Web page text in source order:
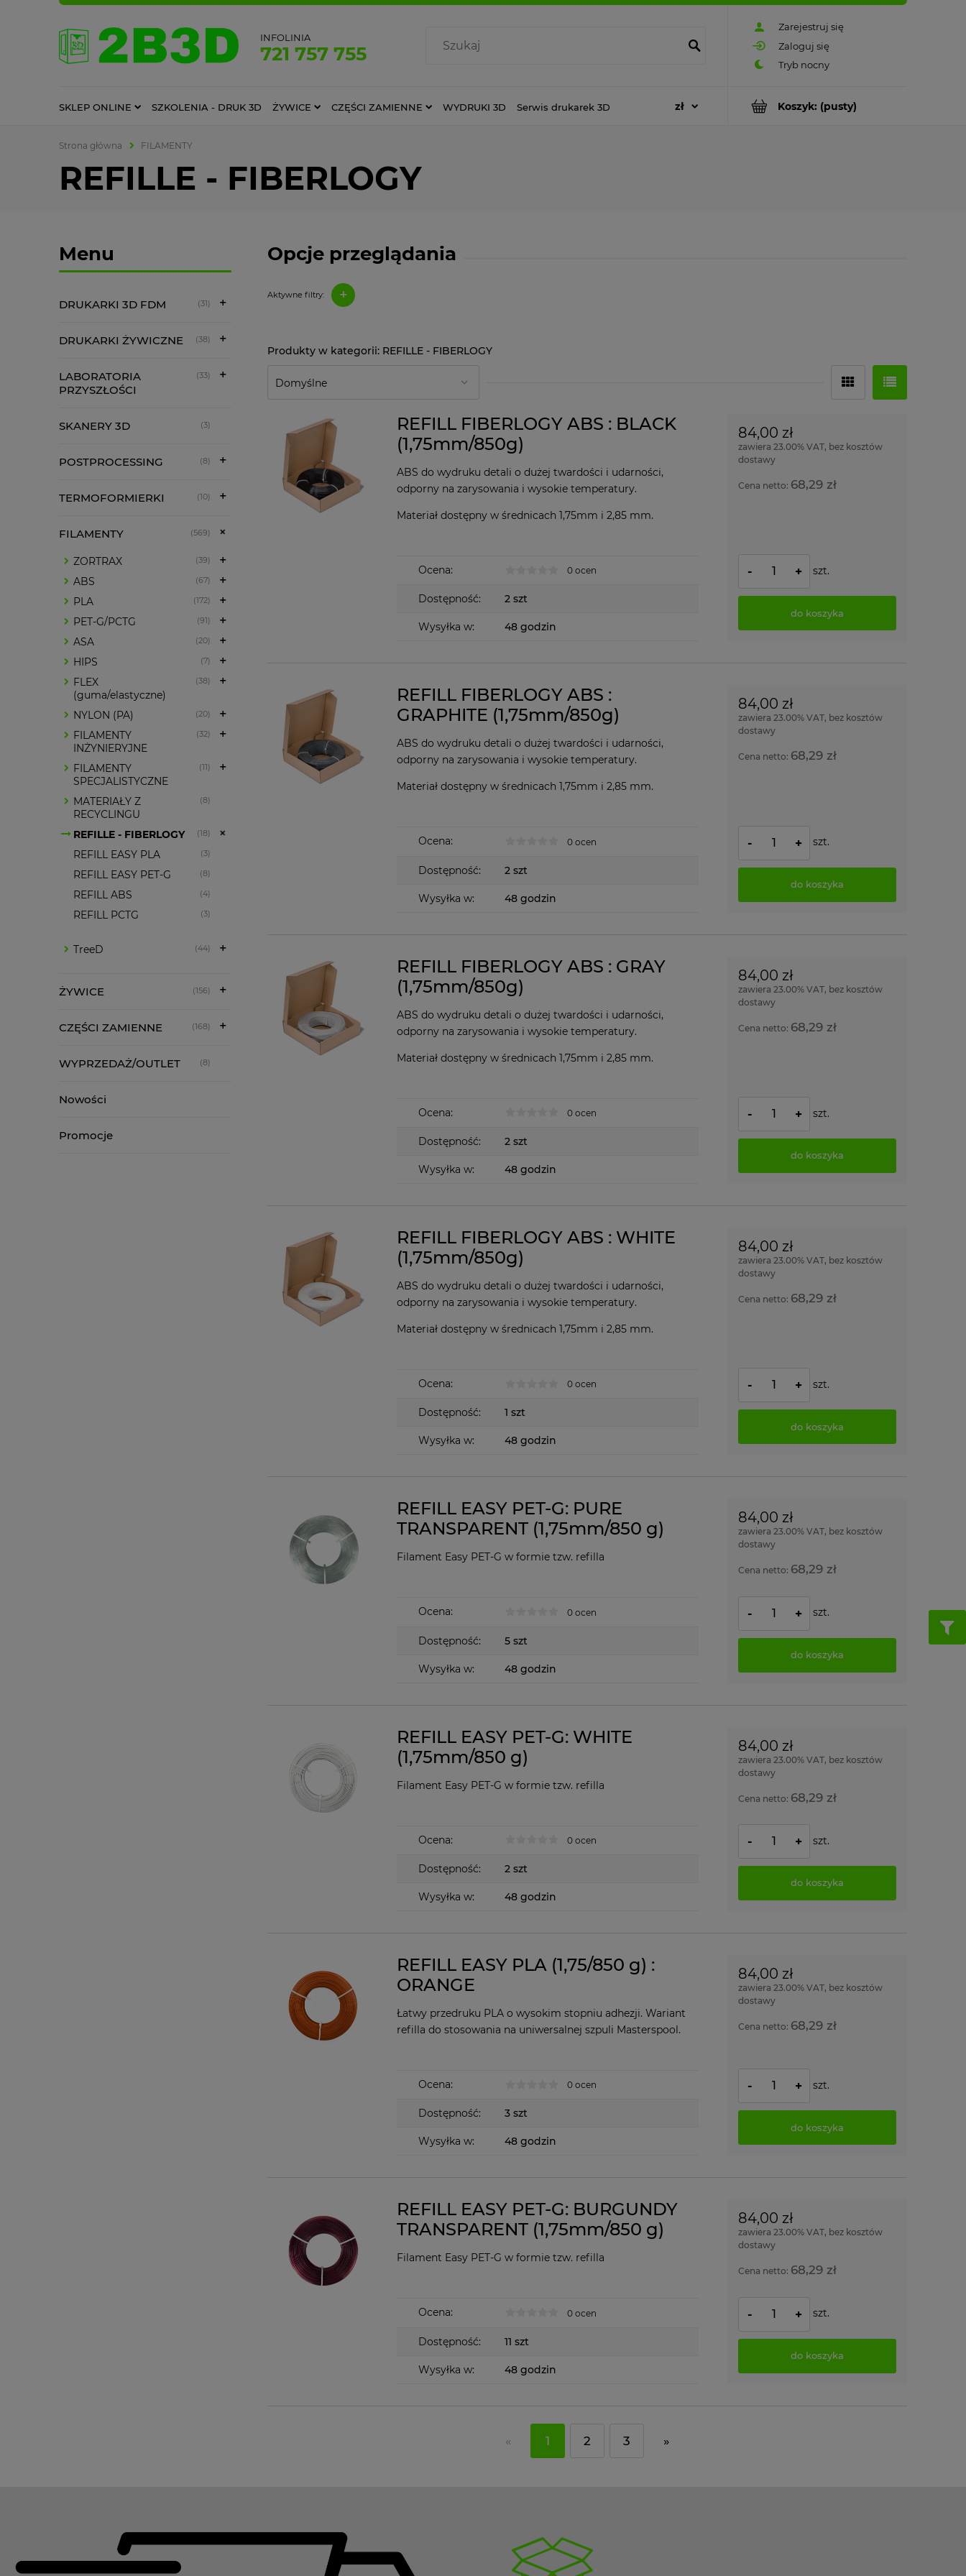
Zarejestruj się
Zaloguj się
INFOLINIA
721 757 755
Koszyk: (pusty)
SKLEP ONLINE SZKOLENIA - DRUK 3D ŻYWICE CZĘŚCI ZAMIENNE WYDRUKI 3D Serwis drukarek 3D
Strona główna FILAMENTY
REFILLE - FIBERLOGY
Menu
DRUKARKI 3D FDM (31)
DRUKARKI ŻYWICZNE (38)
LABORATORIA
PRZYSZŁOŚCI
(33)
SKANERY 3D (3)
POSTPROCESSING (8)
TERMOFORMIERKI (10)
FILAMENTY (569)
ZORTRAX (39)
ABS (67)
PLA (172)
PET-G/PCTG (91)
ASA (20)
HIPS (7)
FLEX
(guma/elastyczne)
(38)
NYLON (PA) (20)
FILAMENTY
INŻYNIERYJNE
(32)
FILAMENTY
SPECJALISTYCZNE
(11)
MATERIAŁY Z
RECYCLINGU
(8)
REFILLE - FIBERLOGY (18)
REFILL EASY PLA (3)
REFILL EASY PET-G (8)
REFILL ABS (4)
REFILL PCTG (3)
TreeD (44)
ŻYWICE (156)
CZĘŚCI ZAMIENNE (168)
WYPRZEDAŻ/OUTLET (8)
Nowości
Promocje
Opcje przeglądania
Aktywne filtry: +
REFILLE - FIBERLOGY
REFILL FIBERLOGY ABS : BLACK
(1,75mm/850g)
ABS do wydruku detali o dużej twardości i udarności,
odporny na zarysowania i wysokie temperatury.
Materiał dostępny w średnicach 1,75mm i 2,85 mm.
Ocena: 0 ocen
Dostępność: 2 szt
Wysyłka w: 48 godzin
84,00 zł
zawiera 23.00% VAT, bez kosztów
dostawy
Cena netto: 68,29 zł
- + szt.
do koszyka
REFILL FIBERLOGY ABS :
GRAPHITE (1,75mm/850g)
ABS do wydruku detali o dużej twardości i udarności,
odporny na zarysowania i wysokie temperatury.
Materiał dostępny w średnicach 1,75mm i 2,85 mm.
Ocena: 0 ocen
Dostępność: 2 szt
Wysyłka w: 48 godzin
84,00 zł
zawiera 23.00% VAT, bez kosztów
dostawy
Cena netto: 68,29 zł
- + szt.
do koszyka
REFILL FIBERLOGY ABS : GRAY
(1,75mm/850g)
ABS do wydruku detali o dużej twardości i udarności,
odporny na zarysowania i wysokie temperatury.
Materiał dostępny w średnicach 1,75mm i 2,85 mm.
Ocena: 0 ocen
Dostępność: 2 szt
Wysyłka w: 48 godzin
84,00 zł
zawiera 23.00% VAT, bez kosztów
dostawy
Cena netto: 68,29 zł
- + szt.
do koszyka
REFILL FIBERLOGY ABS : WHITE
(1,75mm/850g)
ABS do wydruku detali o dużej twardości i udarności,
odporny na zarysowania i wysokie temperatury.
Materiał dostępny w średnicach 1,75mm i 2,85 mm.
Ocena: 0 ocen
Dostępność: 1 szt
Wysyłka w: 48 godzin
84,00 zł
zawiera 23.00% VAT, bez kosztów
dostawy
Cena netto: 68,29 zł
- + szt.
do koszyka
REFILL EASY PET-G: PURE
TRANSPARENT (1,75mm/850 g)
Filament Easy PET-G w formie tzw. refilla
Ocena: 0 ocen
Dostępność: 5 szt
Wysyłka w: 48 godzin
84,00 zł
zawiera 23.00% VAT, bez kosztów
dostawy
Cena netto: 68,29 zł
- + szt.
do koszyka
REFILL EASY PET-G: WHITE
(1,75mm/850 g)
Filament Easy PET-G w formie tzw. refilla
Ocena: 0 ocen
Dostępność: 2 szt
Wysyłka w: 48 godzin
84,00 zł
zawiera 23.00% VAT, bez kosztów
dostawy
Cena netto: 68,29 zł
- + szt.
do koszyka
REFILL EASY PLA (1,75/850 g) :
ORANGE
Łatwy przedruku PLA o wysokim stopniu adhezji. Wariant
refilla do stosowania na uniwersalnej szpuli Masterspool.
Ocena: 0 ocen
Dostępność: 3 szt
Wysyłka w: 48 godzin
84,00 zł
zawiera 23.00% VAT, bez kosztów
dostawy
Cena netto: 68,29 zł
- + szt.
do koszyka
REFILL EASY PET-G: BURGUNDY
TRANSPARENT (1,75mm/850 g)
Filament Easy PET-G w formie tzw. refilla
Ocena: 0 ocen
Dostępność: 11 szt
Wysyłka w: 48 godzin
84,00 zł
zawiera 23.00% VAT, bez kosztów
dostawy
Cena netto: 68,29 zł
- + szt.
do koszyka
« 1 2 3 »